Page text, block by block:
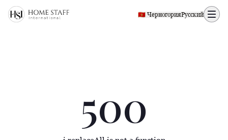
500 page
🇲🇪 ЧерногорияРусский
500